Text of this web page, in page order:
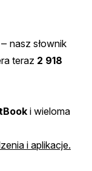
‒ nasz słownik
teraz 2 918
i wieloma
i aplikacje.